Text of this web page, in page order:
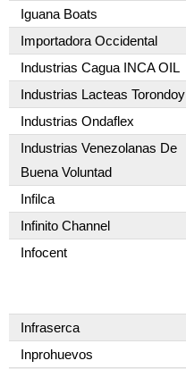
Iguana Boats
Importadora Occidental
Industrias Cagua INCA OIL
Industrias Lacteas Torondoy
Industrias Ondaflex
Industrias Venezolanas De
Buena Voluntad
Infilca
Infinito Channel
Infocent
Infraserca
Inprohuevos